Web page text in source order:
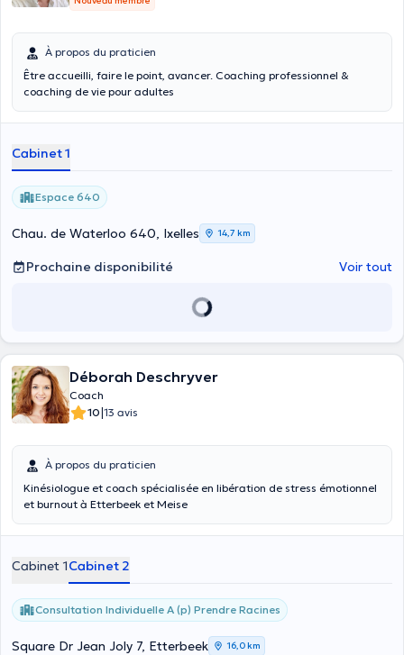
À propos du praticien
Être accueilli, faire le point, avancer. Coaching professionnel &
coaching de vie pour adultes
Cabinet 1
Espace 640
Chau. de Waterloo 640, Ixelles 14,7 km
Prochaine disponibilité Voir tout
Déborah Deschryver
Coach
10|13 avis
À propos du praticien
Kinésiologue et coach spécialisée en libération de stress émotionnel
et burnout à Etterbeek et Meise
Cabinet 1Cabinet 2
Consultation Individuelle A (p) Prendre Racines
Square Dr Jean Joly 7, Etterbeek 16,0 km